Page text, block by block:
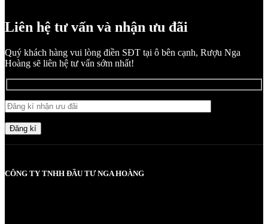
Liên hệ tư vấn và nhận ưu đãi
Quý khách hàng vui lòng điền SĐT tại ô bên cạnh, Rượu Nga
Hoàng sẽ liên hệ tư vấn sớm nhất!
Đăng kí
CÔNG TY TNHH ĐẦU TƯ NGA HOÀNG